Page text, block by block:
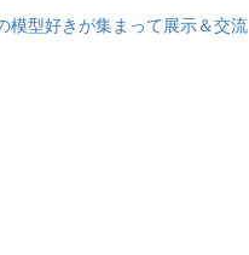
模型好きが集まって展示＆交流